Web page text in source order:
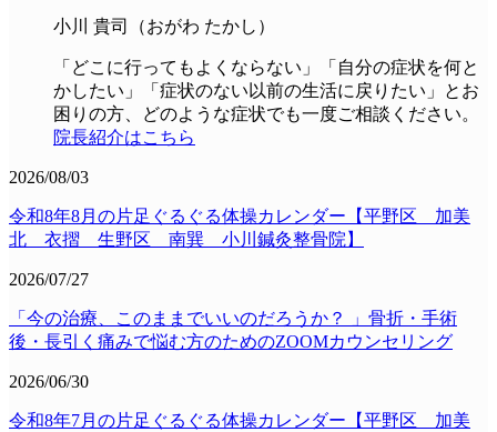
小川 貴司（おがわ たかし）
「どこに行ってもよくならない」「自分の症状を何と
かしたい」「症状のない以前の生活に戻りたい」とお
困りの方、どのような症状でも一度ご相談ください。
院長紹介はこちら
2026/08/03
令和8年8月の片足ぐるぐる体操カレンダー【平野区 加美
北 衣摺 生野区 南巽 小川鍼灸整骨院】
2026/07/27
「今の治療、このままでいいのだろうか？ 」骨折・手術
後・長引く痛みで悩む方のためのZOOMカウンセリング
2026/06/30
令和8年7月の片足ぐるぐる体操カレンダー【平野区 加美